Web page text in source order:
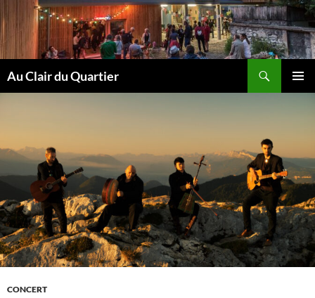
au
contenu
Au Clair du Quartier
CONCERT